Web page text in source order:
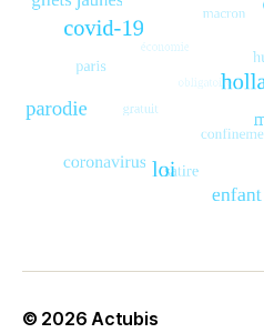
© 2026Actubis